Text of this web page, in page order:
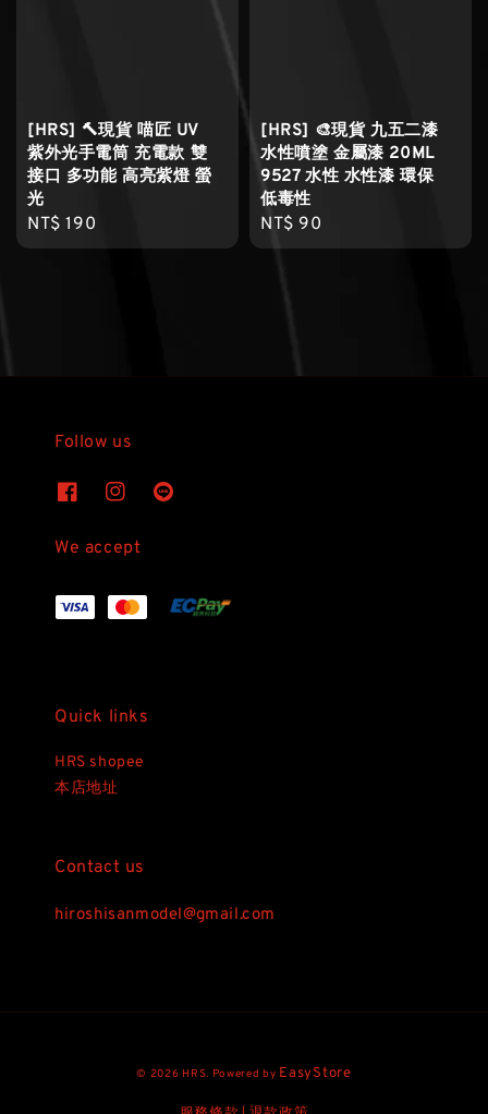
[HRS] 🔨現貨 喵匠 UV
紫外光手電筒 充電款 雙
接口 多功能 高亮紫燈 螢
光
Regular
price
NT$ 190
[HRS] 🎨現貨 九五二漆
水性噴塗 金屬漆 20ML
9527 水性 水性漆 環保
低毒性
Regular
price
NT$ 90
Follow us
We accept
Quick links
HRS shopee
本店地址
Contact us
hiroshisanmodel@gmail.com
© 2026 HRS. Powered by EasyStore